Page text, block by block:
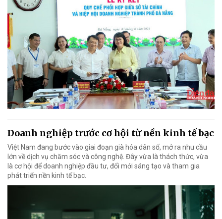
Doanh nghiệp trước cơ hội từ nền kinh tế bạc
Việt Nam đang bước vào giai đoạn già hóa dân số, mở ra nhu cầu
lớn về dịch vụ chăm sóc và công nghệ. Đây vừa là thách thức, vừa
là cơ hội để doanh nghiệp đầu tư, đổi mới sáng tạo và tham gia
phát triển nền kinh tế bạc.